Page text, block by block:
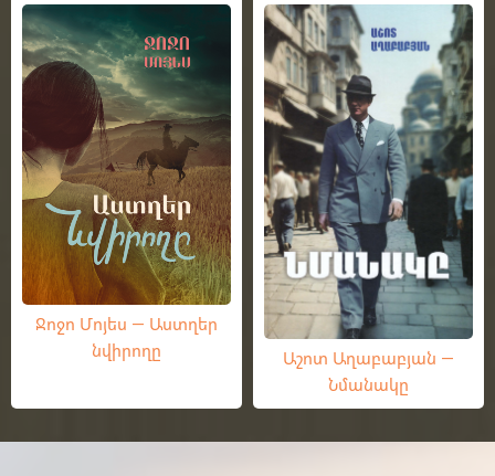
Ջոջո Մոյես — Աստղեր
նվիրողը
Աշոտ Աղաբաբյան —
Նմանակը